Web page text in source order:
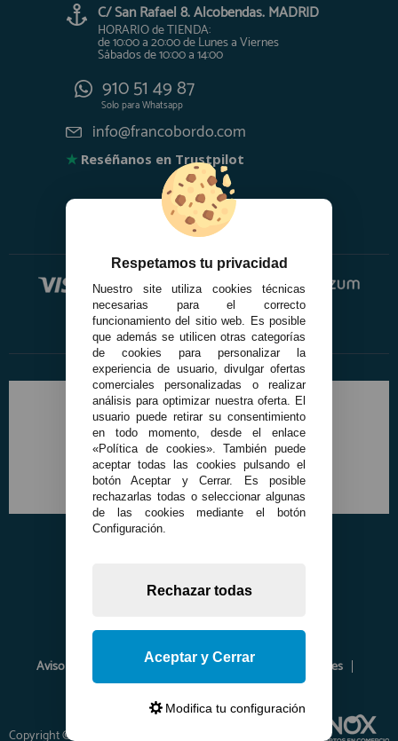
C/ San Rafael 8. Alcobendas. MADRID
HORARIO de TIENDA:
de 10:00 a 20:00 de Lunes a Viernes
Sábados de 10:00 a 14:00
910 51 49 87
Solo paraWhatsapp
info@francobordo.com
★ Reséñanos en Trustpilot
Aviso Legal Política de Privacidad
Política de Cookies
Envíos y Devoluciones
Opiniones
Copyright © 2026 www.francobordo.com
Respetamos tu privacidad
Nuestro site utiliza cookies técnicas
necesarias para el correcto
funcionamiento del sitio web. Es posible
que además se utilicen otras categorías
de cookies para personalizar la
experiencia de usuario, divulgar ofertas
comerciales personalizadas o realizar
análisis para optimizar nuestra oferta. El
usuario puede retirar su consentimiento
en todo momento, desde el enlace
«Política de cookies». También puede
aceptar todas las cookies pulsando el
botón Aceptar y Cerrar. Es posible
rechazarlas todas o seleccionar algunas
de las cookies mediante el botón
Configuración.
Rechazar todas
Aceptar y Cerrar
Modifica tu configuración